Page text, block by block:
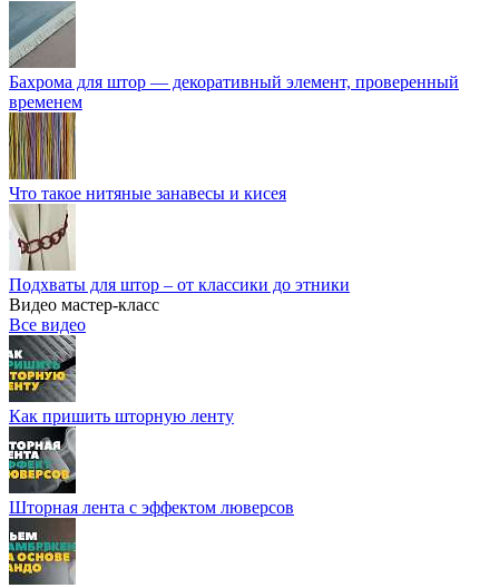
Бахрома для штор — декоративный элемент, проверенный
временем
Что такое нитяные занавесы и кисея
Подхваты для штор – от классики до этники
Видео мастер-класс
Все видео
Как пришить шторную ленту
Шторная лента с эффектом люверсов